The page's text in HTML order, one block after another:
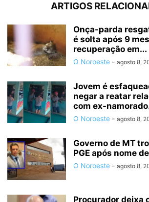
ARTIGOS
Onça-parda
é solta após 9
recuperação em...
O Noroeste - agosto 8,
Jovem é
negar a reatar
com ex-
O Noroeste - agosto 8,
Governo de MT
PGE após nome
O Noroeste - agosto 8,
Procurador deixa